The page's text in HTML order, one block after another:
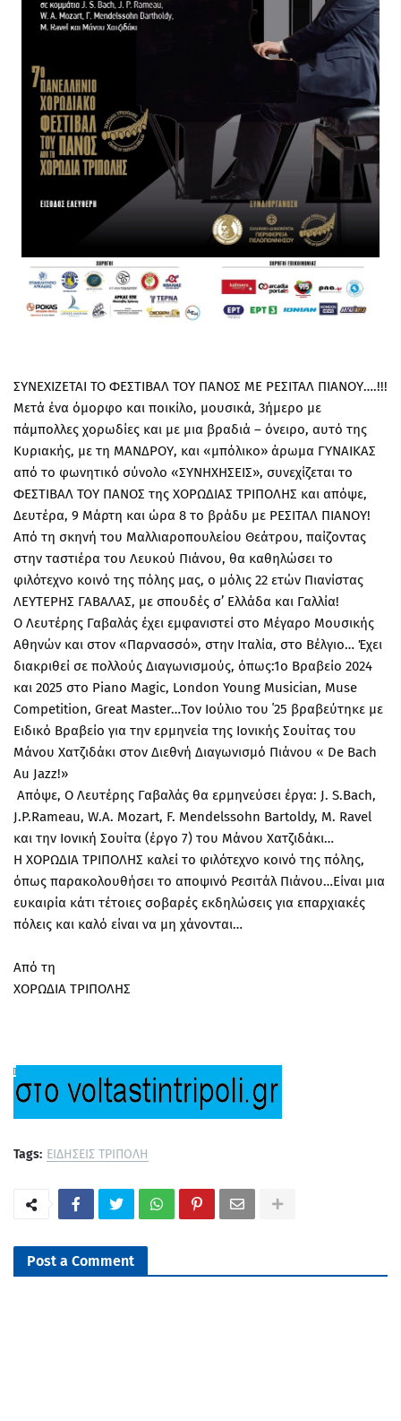
ΣΥΝΕΧΙΖΕΤΑΙ ΤΟ ΦΕΣΤΙΒΑΛ ΤΟΥ ΠΑΝΟΣ ΜΕ ΡΕΣΙΤΑΛ ΠΙΑΝΟΥ….!!!
Μετά ένα όμορφο και ποικίλο, μουσικά, 3ήμερο με
πάμπολλες χορωδίες και με μια βραδιά – όνειρο, αυτό της
Κυριακής, με τη ΜΑΝΔΡΟΥ, και «μπόλικο» άρωμα ΓΥΝΑΙΚΑΣ
από το φωνητικό σύνολο «ΣΥΝΗΧΗΣΕΙΣ», συνεχίζεται το
ΦΕΣΤΙΒΑΛ ΤΟΥ ΠΑΝΟΣ της ΧΟΡΩΔΙΑΣ ΤΡΙΠΟΛΗΣ και απόψε,
Δευτέρα, 9 Μάρτη και ώρα 8 το βράδυ με ΡΕΣΙΤΑΛ ΠΙΑΝΟΥ!
Από τη σκηνή του Μαλλιαροπουλείου Θεάτρου, παίζοντας
στην ταστιέρα του Λευκού Πιάνου, θα καθηλώσει το
φιλότεχνο κοινό της πόλης μας, ο μόλις 22 ετών Πιανίστας
ΛΕΥΤΕΡΗΣ ΓΑΒΑΛΑΣ, με σπουδές σ’ Ελλάδα και Γαλλία!
Ο Λευτέρης Γαβαλάς έχει εμφανιστεί στο Μέγαρο Μουσικής
Αθηνών και στον «Παρνασσό», στην Ιταλία, στο Βέλγιο… Έχει
διακριθεί σε πολλούς Διαγωνισμούς, όπως:1ο Βραβείο 2024
και 2025 στο Piano Magic, London Young Musician, Muse
Competition, Great Master…Τον Ιούλιο του ΄25 βραβεύτηκε με
Ειδικό Βραβείο για την ερμηνεία της Ιονικής Σουίτας του
Μάνου Χατζιδάκι στον Διεθνή Διαγωνισμό Πιάνου « De Bach
Au Jazz!»
Απόψε, Ο Λευτέρης Γαβαλάς θα ερμηνεύσει έργα: J. S.Bach,
J.P.Rameau, W.A. Mozart, F. Mendelssohn Bartoldy, M. Ravel
και την Ιονική Σουίτα (έργο 7) του Μάνου Χατζιδάκι…
Η ΧΟΡΩΔΙΑ ΤΡΙΠΟΛΗΣ καλεί το φιλότεχνο κοινό της πόλης,
όπως παρακολουθήσει το αποψινό Ρεσιτάλ Πιάνου…Είναι μια
ευκαιρία κάτι τέτοιες σοβαρές εκδηλώσεις για επαρχιακές
πόλεις και καλό είναι να μη χάνονται…
Από τη
ΧΟΡΩΔΙΑ ΤΡΙΠΟΛΗΣ
Tags: ΕΙΔΗΣΕΙΣ ΤΡΙΠΟΛΗ
Post a Comment